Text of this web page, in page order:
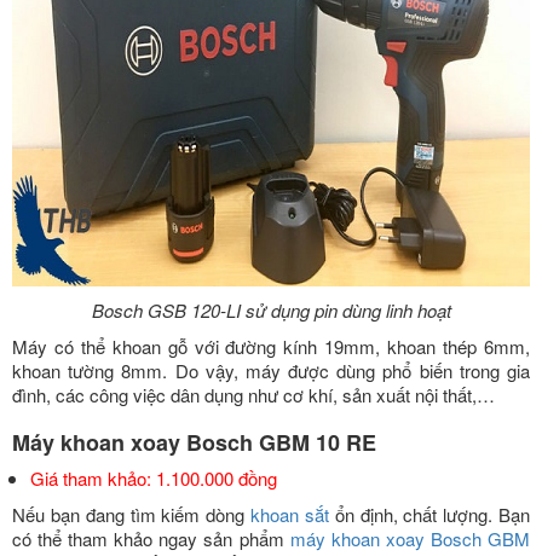
Bosch GSB 120-LI sử dụng pin dùng linh hoạt
Máy có thể khoan gỗ với đường kính 19mm, khoan thép 6mm,
khoan tường 8mm. Do vậy, máy được dùng phổ biến trong gia
đình, các công việc dân dụng như cơ khí, sản xuất nội thất,…
Máy khoan xoay Bosch GBM 10 RE
Giá tham khảo: 1.100.000 đồng
Nếu bạn đang tìm kiếm dòng khoan sắtổn định, chất lượng. Bạn
có thể tham khảo ngay sản phẩm máy khoan xoay Bosch GBM